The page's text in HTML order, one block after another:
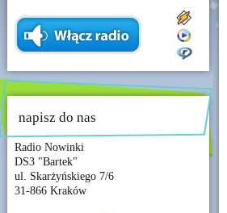
napisz do nas
Radio Nowinki
DS3 "Bartek"
ul. Skarżyńskiego 7/6
31-866 Kraków